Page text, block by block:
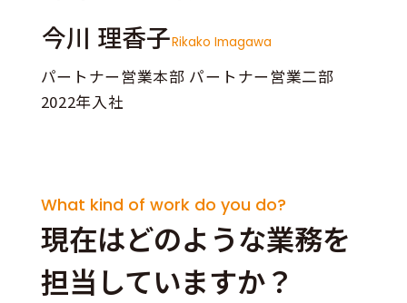
今川 理香子Rikako Imagawa
パートナー営業本部 パートナー営業二部
2022年入社
What kind of work do you do?
現在はどのような業務を
担当していますか？